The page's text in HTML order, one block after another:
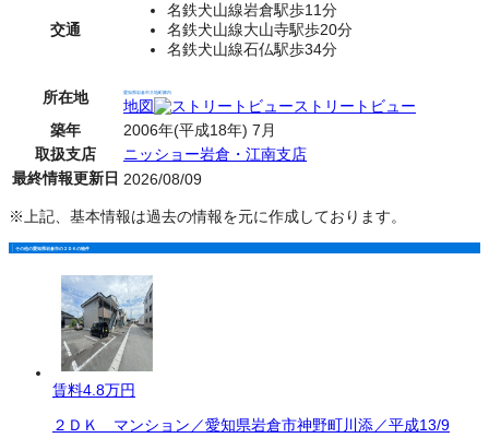
交通
名鉄犬山線岩倉駅歩11分
名鉄犬山線大山寺駅歩20分
名鉄犬山線石仏駅歩34分
所在地 愛知県岩倉市大地町郷内
地図
ストリートビュー
築年
2006年(平成18年) 7月
取扱支店
ニッショー岩倉・江南支店
最終情報更新日 2026/08/09
※上記、基本情報は過去の情報を元に作成しております。
その他の愛知県岩倉市の２ＤＫの物件
賃料4.8万円
２ＤＫ マンション／愛知県岩倉市神野町川添／平成13/9